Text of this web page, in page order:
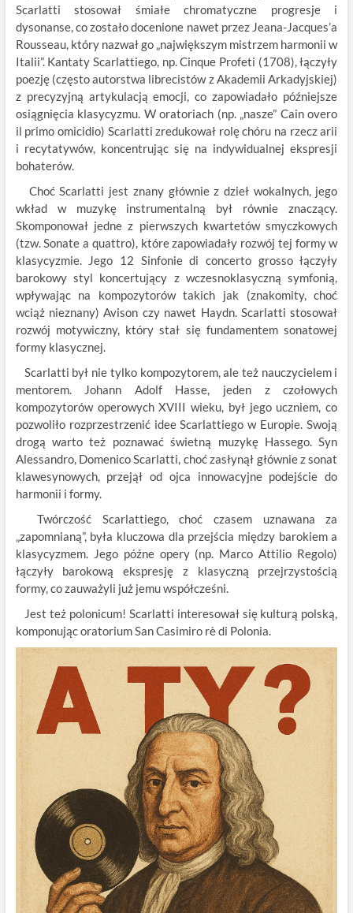
Scarlatti stosował śmiałe chromatyczne progresje i
dysonanse, co zostało docenione nawet przez Jeana-Jacques’a
Rousseau, który nazwał go „największym mistrzem harmonii w
Italii”. Kantaty Scarlattiego, np. Cinque Profeti (1708), łączyły
poezję (często autorstwa librecistów z Akademii Arkadyjskiej)
z precyzyjną artykulacją emocji, co zapowiadało późniejsze
osiągnięcia klasycyzmu. W oratoriach (np. „nasze” Cain overo
il primo omicidio) Scarlatti zredukował rolę chóru na rzecz arii
i recytatywów, koncentrując się na indywidualnej ekspresji
bohaterów.
Choć Scarlatti jest znany głównie z dzieł wokalnych, jego
wkład w muzykę instrumentalną był równie znaczący.
Skomponował jedne z pierwszych kwartetów smyczkowych
(tzw. Sonate a quattro), które zapowiadały rozwój tej formy w
klasycyzmie. Jego 12 Sinfonie di concerto grosso łączyły
barokowy styl koncertujący z wczesnoklasyczną symfonią,
wpływając na kompozytorów takich jak (znakomity, choć
wciąż nieznany) Avison czy nawet Haydn. Scarlatti stosował
rozwój motywiczny, który stał się fundamentem sonatowej
formy klasycznej.
Scarlatti był nie tylko kompozytorem, ale też nauczycielem i
mentorem. Johann Adolf Hasse, jeden z czołowych
kompozytorów operowych XVIII wieku, był jego uczniem, co
pozwoliło rozprzestrzenić idee Scarlattiego w Europie. Swoją
drogą warto też poznawać świetną muzykę Hassego. Syn
Alessandro, Domenico Scarlatti, choć zasłynął głównie z sonat
klawesynowych, przejął od ojca innowacyjne podejście do
harmonii i formy.
Twórczość Scarlattiego, choć czasem uznawana za
„zapomnianą”, była kluczowa dla przejścia między barokiem a
klasycyzmem. Jego późne opery (np. Marco Attilio Regolo)
łączyły barokową ekspresję z klasyczną przejrzystością
formy, co zauważyli już jemu współcześni.
Jest też polonicum! Scarlatti interesował się kulturą polską,
komponując oratorium San Casimiro rè di Polonia.